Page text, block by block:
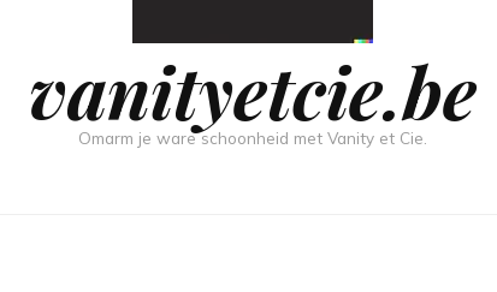
vanityetcie.be
Omarm je ware schoonheid met Vanity et Cie.